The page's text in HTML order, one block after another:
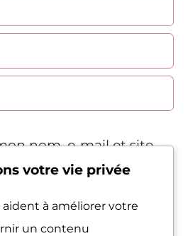
nom, e-mail et site
pour la
je commenterai.
votre vie privée
aident à améliorer votre
un contenu